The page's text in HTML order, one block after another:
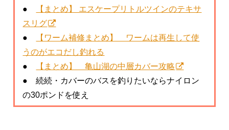
●
【まとめ】 エスケープリトルツインのテキサ
スリグ
●
【ワーム補修まとめ】 ワームは再生して使
うのがエコだし釣れる
●
【まとめ】 亀山湖の中層カバー攻略
● 続続・カバーのバスを釣りたいならナイロン
の30ポンドを使え